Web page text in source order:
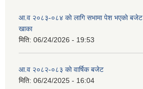
आ.व २०८३-०८४ काे लागि सभामा पेश भएकाे बजेट
खाका
मिति: 06/24/2026 - 19:53
आ.व २०८२-०८३ काे वार्षिक बजेट
मिति: 06/24/2025 - 16:04